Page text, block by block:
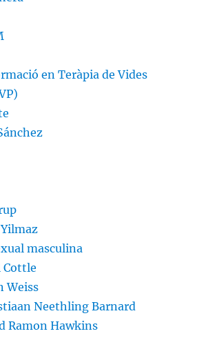
en Teràpia de Vides
masculina
Cottle
Weiss
Neethling Barnard
Ramon Hawkins